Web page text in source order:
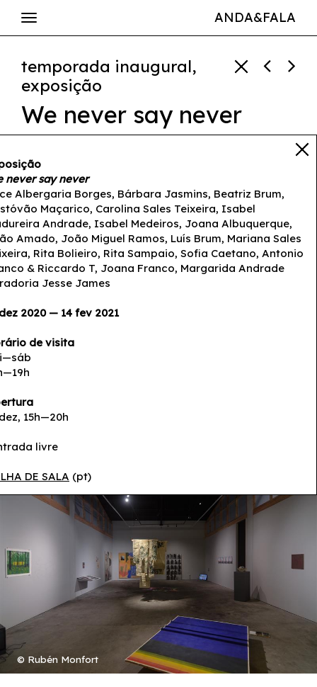
ANDA&FALA
temporada inaugural,
exposição
We never say never
Antonio Branco & Riccardo T
Bárbara Jasmins,Beatriz
Brum,Carolina Sales
Teixeira,Cristóvão Maçarico,
Isabel Madureira Andrade,
Isabel Medeiros,Jesse
James,Joana Albuquerque
Joana Franco
Brum,
Mariana Sales Teixeira
Caetano
11 dez 2020 — 14 fev 2021
© Rubén Monfort
never say never
Albergaria Borges, Bárbara Jasmins, Beatriz Brum,
Maçarico, Carolina Sales Teixeira, Isabel
Andrade, Isabel Medeiros, Joana Albuquerque,
Amado, João Miguel Ramos, Luís Brum, Mariana Sales
Rita Bolieiro, Rita Sampaio, Sofia Caetano, Antonio
& Riccardo T, Joana Franco, Margarida Andrade
Jesse James
2020 — 14 fev 2021
de visita
15h—20h
livre
DE SALA (pt)